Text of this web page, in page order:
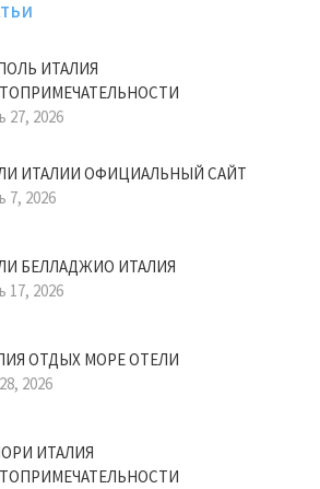
ИТАЛИЯ
27, 2026
ИТАЛИИ ОФИЦИАЛЬНЫЙ САЙТ
7, 2026
БЕЛЛАДЖИО ИТАЛИЯ
17, 2026
ОТДЫХ МОРЕ ОТЕЛИ
2026
ИТАЛИЯ